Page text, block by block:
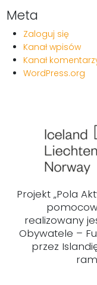
Meta
Zaloguj się
Kanał wpisów
Kanał
WordPress.org
Projekt „Pola
realizowany
Obywatele –
przez